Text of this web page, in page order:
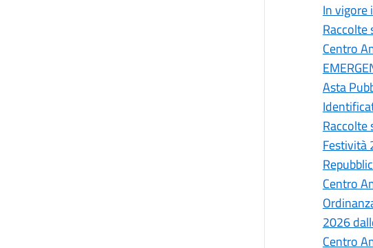
In
Centro
Asta
Festività
Centro
2026
Centro